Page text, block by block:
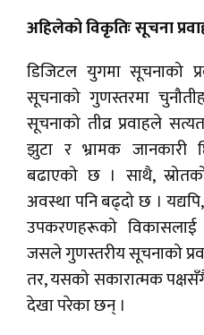
अहिलेको विकृतिः सूचना
डिजिटल युगमा सूचनाको
सूचनाको गुणस्तरमा
सूचनाको तीव्र प्रवाहले
झुटा र भ्रामक
बढाएको छ । साथै,
अवस्था पनि बढ्दो छ ।
उपकरणहरूको
जसले गुणस्तरीय सूचनाको
तर, यसको सकारात्मक
देखा परेका छन् ।